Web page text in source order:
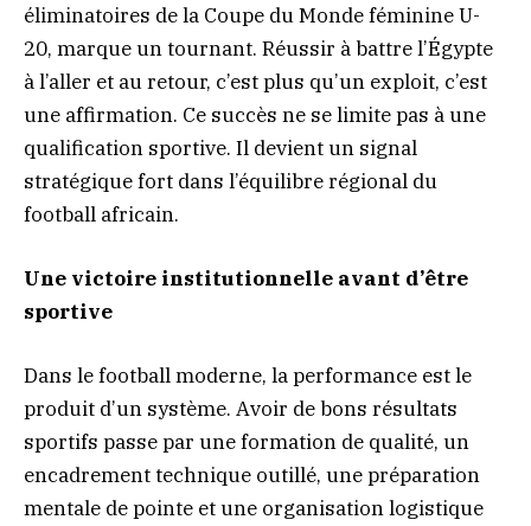
éliminatoires de la Coupe du Monde féminine U-
20, marque un tournant. Réussir à battre l’Égypte
à l’aller et au retour, c’est plus qu’un exploit, c’est
une affirmation. Ce succès ne se limite pas à une
qualification sportive. Il devient un signal
stratégique fort dans l’équilibre régional du
football africain.
Une victoire institutionnelle avant d’être
sportive
Dans le football moderne, la performance est le
produit d’un système. Avoir de bons résultats
sportifs passe par une formation de qualité, un
encadrement technique outillé, une préparation
mentale de pointe et une organisation logistique